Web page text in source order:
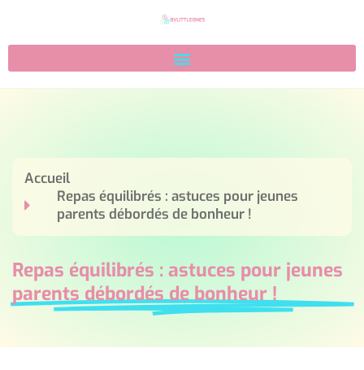
Accueil
Repas équilibrés : astuces pour jeunes
parents débordés de bonheur !
Repas équilibrés : astuces pour jeunes
parents débordés de bonheur !